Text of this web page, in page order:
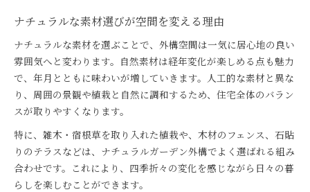
ナチュラルな素材選びが空間を変える理由
ナチュラルな素材を選ぶことで、外構空間は一気に居心地の良い
雰囲気へと変わります。自然素材は経年変化が楽しめる点も魅力
で、年月とともに味わいが増していきます。人工的な素材と異な
り、周囲の景観や植栽と自然に調和するため、住宅全体のバラン
スが取りやすくなります。
特に、雑木・宿根草を取り入れた植栽や、木材のフェンス、石貼
りのテラスなどは、ナチュラルガーデン外構でよく選ばれる組み
合わせです。これにより、四季折々の変化を感じながら日々の暮
らしを楽しむことができます。